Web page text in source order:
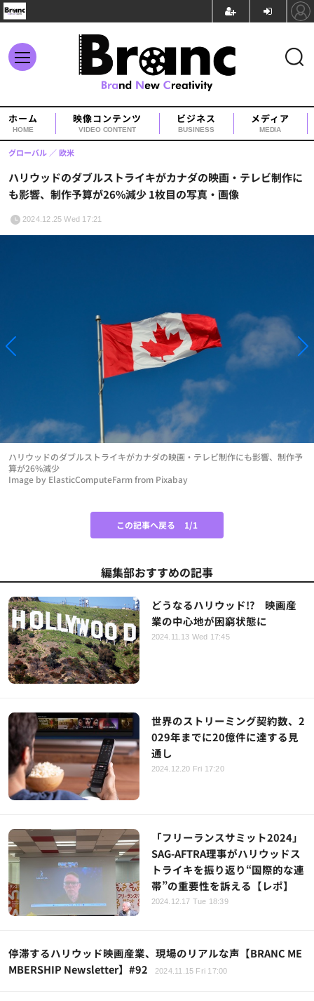
ホーム
HOME
映像コンテンツ
VIDEO CONTENT
ビジネス
BUSINESS
メディア
MEDIA
ハリウッドのダブルストライキがカナダの映画・テレビ制作に
も影響、制作予算が26%減少 1枚目の写真・画像
グローバル 欧米
2024.12.25 Wed 17:21
Image by ElasticComputeFarm from Pixabay
ハリウッドのダブルストライキがカナダの映画・テレビ制作にも影響、制作予
算が26%減少
この記事へ戻る 1/1
編集部おすすめの記事
どうなるハリウッド!? 映画産
業の中心地が困窮状態に
2024.11.13 Wed 17:45
世界のストリーミング契約数、2
029年までに20億件に達する見
通し
2024.12.20 Fri 17:20
「フリーランスサミット2024」
SAG-AFTRA理事がハリウッドス
トライキを振り返り“国際的な連
帯”の重要性を訴える【レポ】
2024.12.17 Tue 18:39
停滞するハリウッド映画産業、現場のリアルな声【BRANC ME
MBERSHIP Newsletter】#92
2024.11.15 Fri 17:00